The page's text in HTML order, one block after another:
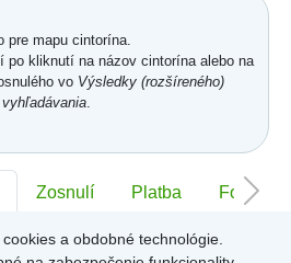
pre mapu cintorína.
po kliknutí na názov cintorína alebo na
vo Výsledky (rozšíreného)
vyhľadávania.
Zosnulí Platba Foto
Číslo:-
a obdobné technológie.